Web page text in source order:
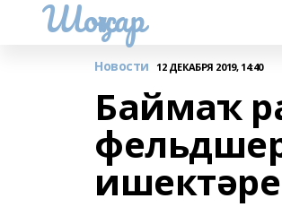
Шоңҡар
Новости 12 ДЕКАБРЯ 2019, 14:40
Баймаҡ